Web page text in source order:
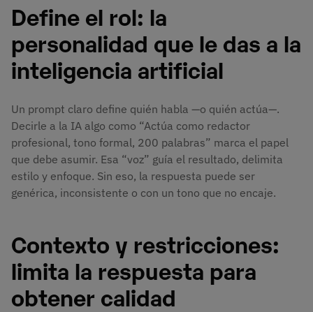
Define el rol: la
personalidad que le das a la
inteligencia artificial
Un prompt claro define quién habla —o quién actúa—.
Decirle a la IA algo como “Actúa como redactor
profesional, tono formal, 200 palabras” marca el papel
que debe asumir. Esa “voz” guía el resultado, delimita
estilo y enfoque. Sin eso, la respuesta puede ser
genérica, inconsistente o con un tono que no encaje.
Contexto y restricciones:
limita la respuesta para
obtener calidad